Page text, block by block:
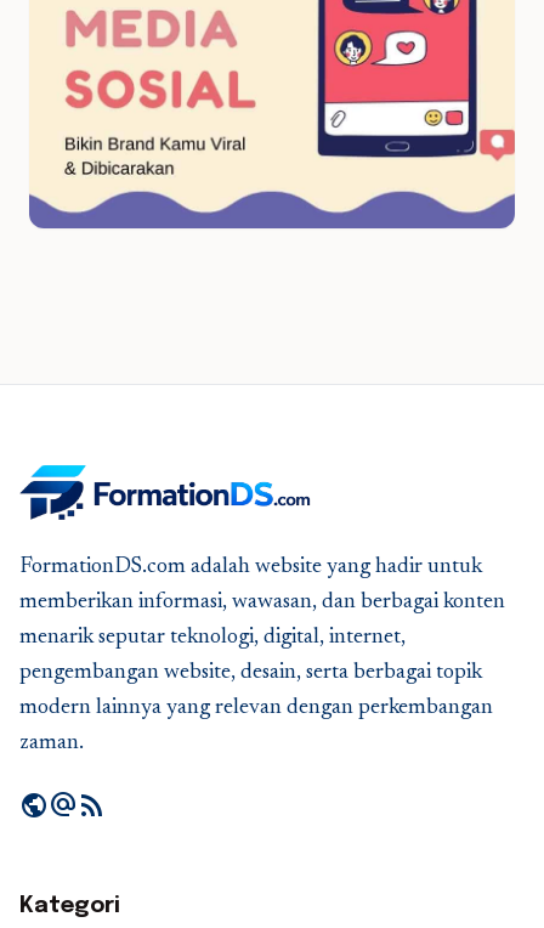
FormationDS.com adalah website yang hadir untuk
memberikan informasi, wawasan, dan berbagai konten
menarik seputar teknologi, digital, internet,
pengembangan website, desain, serta berbagai topik
modern lainnya yang relevan dengan perkembangan
zaman.
publicalternate_emailrss_feed
Kategori